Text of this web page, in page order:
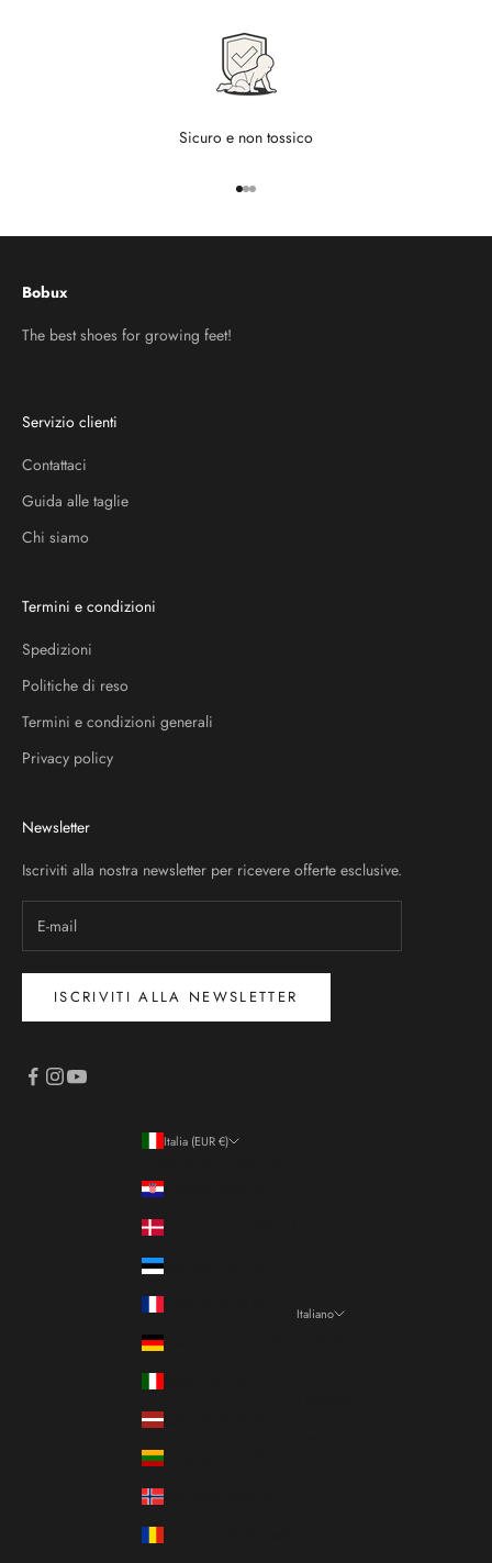
Sicuro e non tossico
Vai all'articolo 1
Vai all'articolo 2
Vai all'articolo 3
Bobux
The best shoes for growing feet!
Servizio clienti
Contattaci
Guida alle taglie
Chi siamo
Termini e condizioni
Spedizioni
Politiche di reso
Termini e condizioni generali
Privacy policy
Newsletter
Iscriviti alla nostra newsletter per ricevere offerte esclusive.
ISCRIVITI ALLA NEWSLETTER
Italia (EUR €)
Croazia (EUR €)
Danimarca (DKK kr.)
Estonia (EUR €)
Francia (EUR €)
Germania (EUR €)
Italia (EUR €)
Lettonia (EUR €)
Lituania (EUR €)
Norvegia (EUR €)
Romania (RON Lei)
Italiano